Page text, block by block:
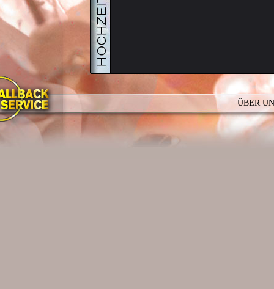
ÜBER